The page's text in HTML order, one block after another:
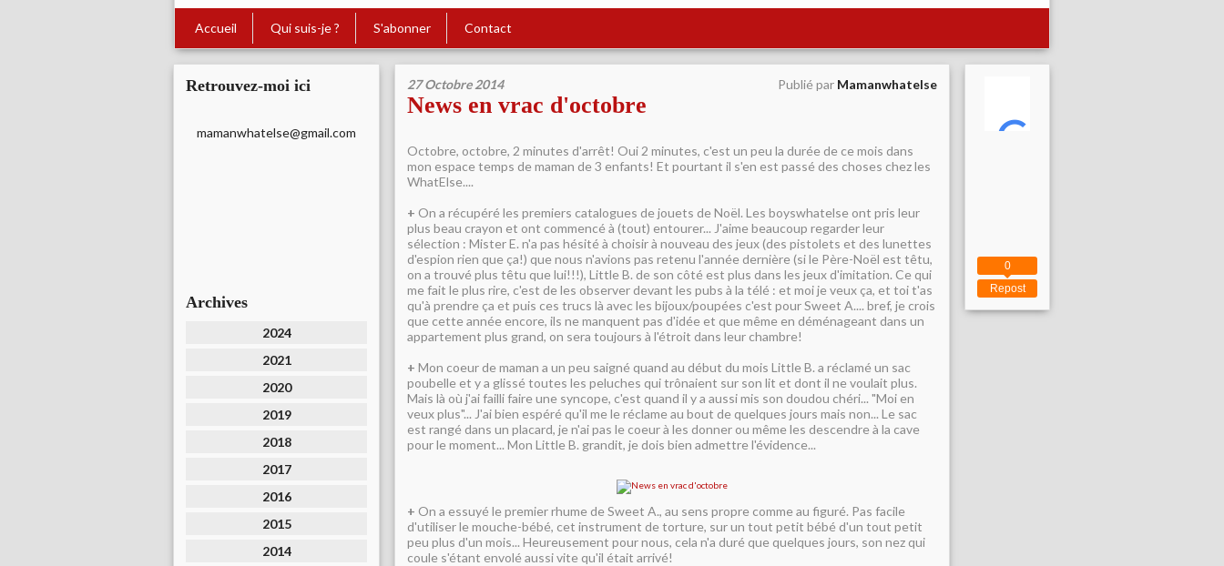
Accueil Qui suis-je ? S'abonner Contact
Retrouvez-moi ici
mamanwhatelse@gmail.com
Archives
2024
2021
2020
2019
2018
2017
2016
2015
2014
27 Octobre 2014 Publié par Mamanwhatelse
News en vrac d'octobre
Octobre, octobre, 2 minutes d'arrêt! Oui 2 minutes, c'est un peu la durée de ce mois dans
mon espace temps de maman de 3 enfants! Et pourtant il s'en est passé des choses chez les
WhatElse....
+ On a récupéré les premiers catalogues de jouets de Noël. Les boyswhatelse ont pris leur
plus beau crayon et ont commencé à (tout) entourer... J'aime beaucoup regarder leur
sélection : Mister E. n'a pas hésité à choisir à nouveau des jeux (des pistolets et des lunettes
d'espion rien que ça!) que nous n'avions pas retenu l'année dernière (si le Père-Noël est têtu,
on a trouvé plus têtu que lui!!!), Little B. de son côté est plus dans les jeux d'imitation. Ce qui
me fait le plus rire, c'est de les observer devant les pubs à la télé : et moi je veux ça, et toi t'as
qu'à prendre ça et puis ces trucs là avec les bijoux/poupées c'est pour Sweet A.... bref, je crois
que cette année encore, ils ne manquent pas d'idée et que même en déménageant dans un
appartement plus grand, on sera toujours à l'étroit dans leur chambre!
+ Mon coeur de maman a un peu saigné quand au début du mois Little B. a réclamé un sac
poubelle et y a glissé toutes les peluches qui trônaient sur son lit et dont il ne voulait plus.
Mais là où j'ai failli faire une syncope, c'est quand il y a aussi mis son doudou chéri... "Moi en
veux plus"... J'ai bien espéré qu'il me le réclame au bout de quelques jours mais non... Le sac
est rangé dans un placard, je n'ai pas le coeur à les donner ou même les descendre à la cave
pour le moment... Mon Little B. grandit, je dois bien admettre l'évidence...
+ On a essuyé le premier rhume de Sweet A., au sens propre comme au figuré. Pas facile
d'utiliser le mouche-bébé, cet instrument de torture, sur un tout petit bébé d'un tout petit
peu plus d'un mois... Heureusement pour nous, cela n'a duré que quelques jours, son nez qui
coule s'étant envolé aussi vite qu'il était arrivé!
Repost
0